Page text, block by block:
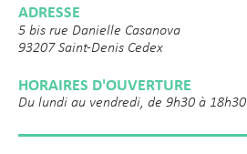
ADRESSE
5 bis rue Danielle Casanova
93207 Saint-Denis Cedex
HORAIRES D'OUVERTURE
Du lundi au vendredi, de 9h30 à 18h30